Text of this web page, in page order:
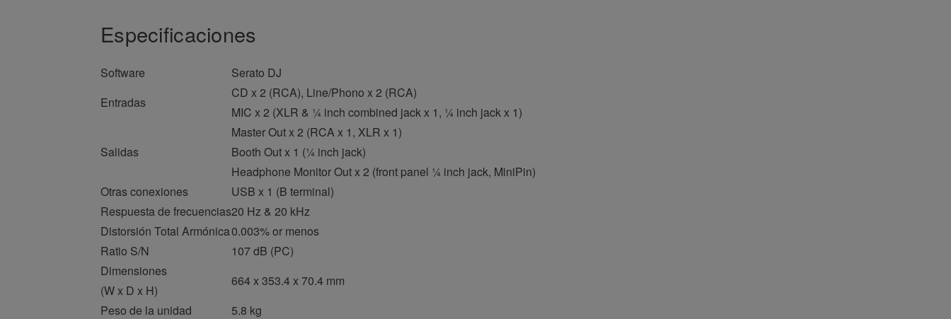
Especificaciones
Software
Serato DJ
Entradas
CD x 2 (RCA), Line/Phono x 2 (RCA)
MIC x 2 (XLR & ¼ inch combined jack x 1, ¼ inch jack x 1)
Salidas
Master Out x 2 (RCA x 1, XLR x 1)
Booth Out x 1 (¼ inch jack)
Headphone Monitor Out x 2 (front panel ¼ inch jack, MiniPin)
Otras conexiones
USB x 1 (B terminal)
Respuesta de frecuencias20 Hz & 20 kHz
Distorsión Total Armónica0.003% or menos
Ratio S/N
107 dB (PC)
Dimensiones
(W x D x H)
664 x 353.4 x 70.4 mm
Peso de la unidad
5.8 kg